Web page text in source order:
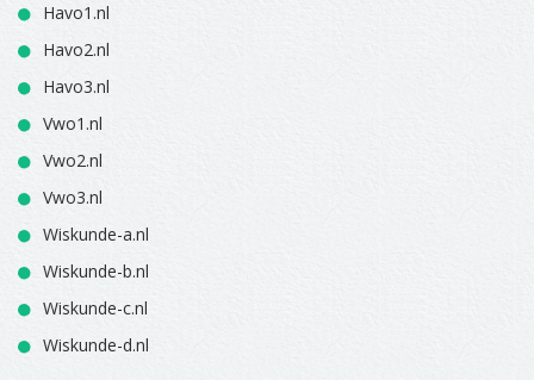
Havo1.nl
Havo2.nl
Havo3.nl
Vwo1.nl
Vwo2.nl
Vwo3.nl
Wiskunde-a.nl
Wiskunde-b.nl
Wiskunde-c.nl
Wiskunde-d.nl